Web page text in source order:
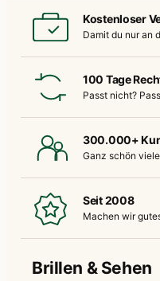
Kostenloser
Damit du nur an
100 Tage
Passt nicht?
300.000+
Ganz schön
Seit 2008
Machen wir
Brillen & Sehen